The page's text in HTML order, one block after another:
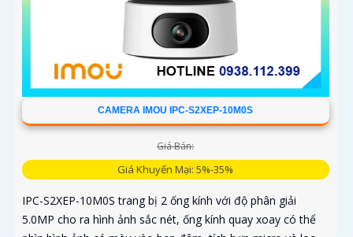
CAMERA IMOU IPC-S2XEP-10M0S
Giá Bán:
Giá Khuyến Mại: 5%-35%
IPC-S2XEP-10M0S trang bị 2 ống kính với độ phân giải
5.0MP cho ra hình ảnh sắc nét, ống kính quay xoay có thể